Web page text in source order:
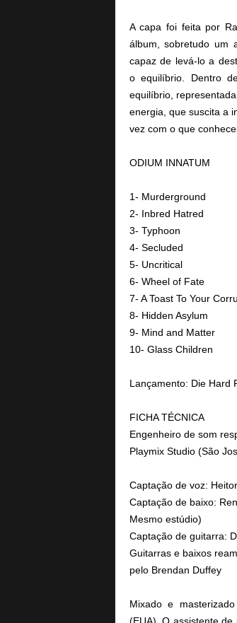
A capa foi feita por
álbum, sobretudo um
capaz de levá-lo a
oequilíbrio. Dentro
equilíbrio,
energia, que suscita a
vez com o que
ODIUM INNATUM
1- Murderground
2- Inbred Hatred
3- Typhoon
4- Secluded
5- Uncritical
6- Wheel of Fate
7- A Toast To Your
8- Hidden Asylum
9- Mind and Matter
10- Glass Children
Lançamento: Die Hard
FICHA TÉCNICA
Engenheiro de som
Playmix Studio (São
Captação de voz:
Captação de baixo:
Mesmo estúdio)
Captação de guitarra:
Guitarras e baixos
pelo Brendan Duffey
Mixado e